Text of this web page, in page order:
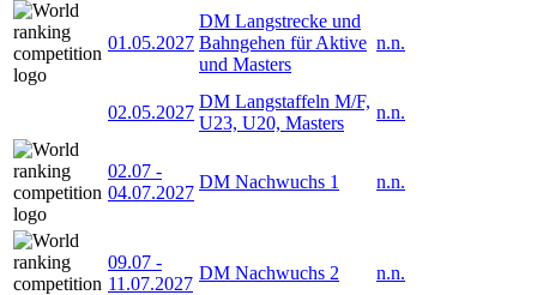
01.05.2027
DM Langstrecke und
Bahngehen für Aktive
und Masters
n.n.
02.05.2027
DM Langstaffeln M/F,
U23, U20, Masters
n.n.
02.07 -
04.07.2027
DM Nachwuchs 1 n.n.
09.07 -
11.07.2027
DM Nachwuchs 2 n.n.